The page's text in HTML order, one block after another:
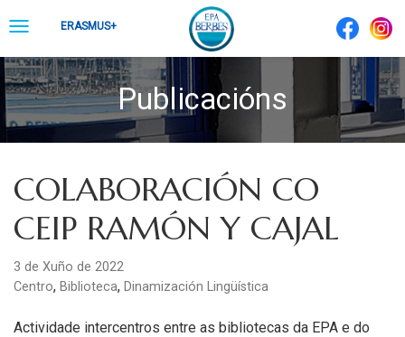
to ToggleERASMUS+
Publicacións
COLABORACIÓN CO
CEIP RAMÓN Y CAJAL
3 de Xuño de 2022
Centro, Biblioteca, Dinamización Lingüística
Actividade intercentros entre as bibliotecas da EPA e do